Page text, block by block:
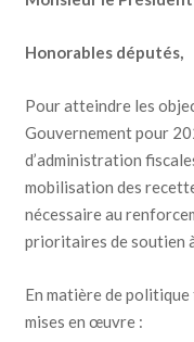
Honorables députés,
Pour atteindre les
Gouvernement pour
d’administration
mobilisation des
nécessaire au
prioritaires de soutien
En matière de
mises en œuvre :